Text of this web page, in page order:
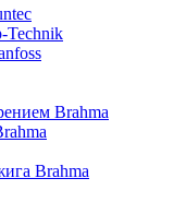
Technik
Brahma
Brahma